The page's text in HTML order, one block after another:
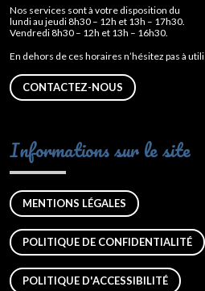
Nos services sont à votre disposition du
lundi au jeudi 8h30 – 12h et 13h – 17h30.
Vendredi 8h30 – 12h et 13h – 16h30.
En dehors de ces horaires n’hésitez pas à
CONTACTEZ-NOUS
Informations sur le site
MENTIONS LÉGALES
POLITIQUE DE CONFIDENTIALITÉ
POLITIQUE D'ACCESSIBILITÉ